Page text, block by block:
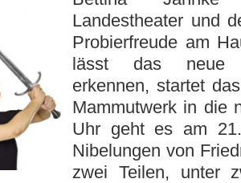
Landestheater und
Probierfreude am
lässt das neue
erkennen, startet
Mammutwerk in die
Uhr geht es am
Nibelungen von
zwei Teilen, unter